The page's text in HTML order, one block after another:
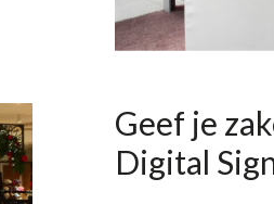
Geef je
Digital